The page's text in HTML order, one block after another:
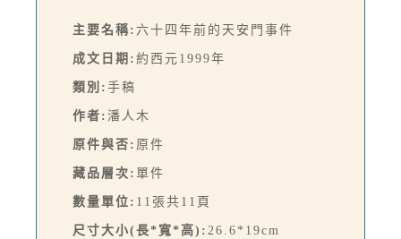
主要名稱: 六十四年前的天安門事件
成文日期: 約西元1999年
類別: 手稿
作者: 潘人木
原件與否: 原件
藏品層次: 單件
數量單位: 11張共11頁
尺寸大小(長*寬*高): 26.6*19cm